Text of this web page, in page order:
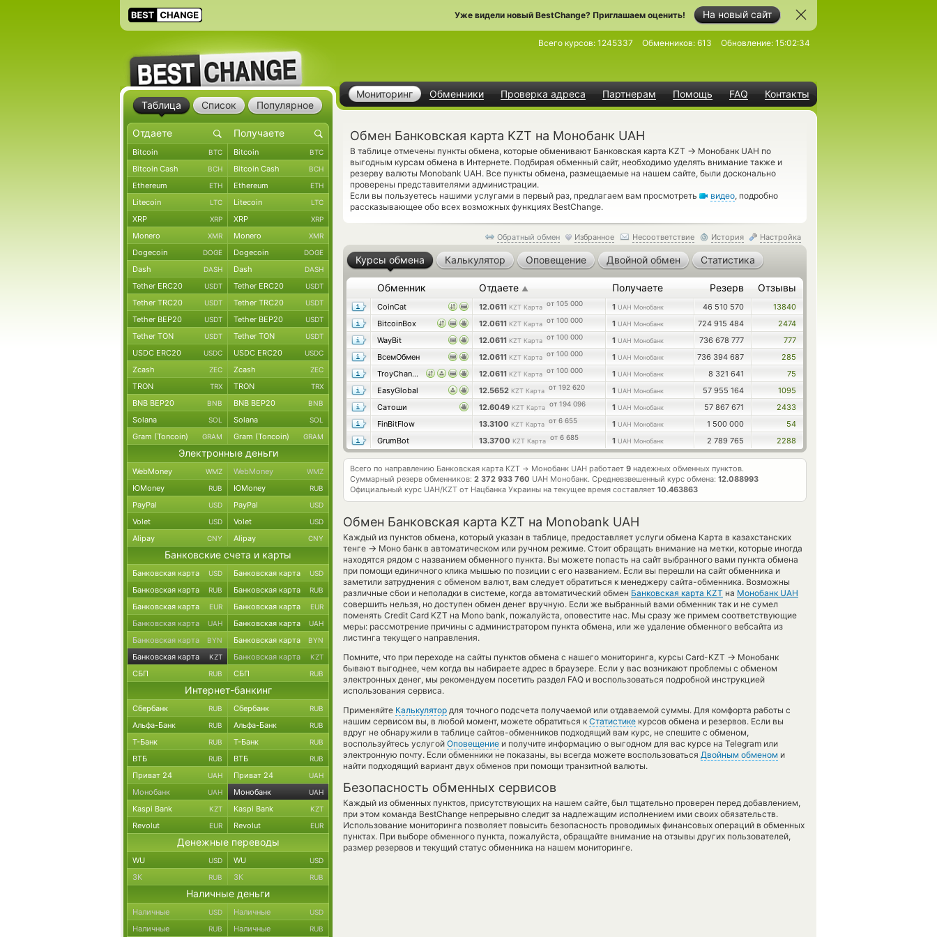
На новый сайт
Уже видели новый BestChange? Приглашаем оценить!
Мониторинг Обменники Проверка адреса Партнерам Помощь FAQ Контакты
Всего курсов: 1245337 Обменников: 613 Обновление: 15:02:34
Обмен Банковская карта KZT на Монобанк UAH
В таблице отмечены пункты обмена, которые обменивают Банковская карта KZT → Монобанк UAH по
выгодным курсам обмена в Интернете. Подбирая обменный сайт, необходимо уделять внимание также и
резерву валюты Monobank UAH. Все пункты обмена, размещаемые на нашем сайте, были досконально
проверены представителями администрации.
Если вы пользуетесь нашими услугами в первый раз, предлагаем вам просмотреть
видео, подробно
рассказывающее обо всех возможных функциях BestChange.
Обратный обмен Избранное Несоответствие История Настройка
Курсы обмена Калькулятор Оповещение Двойной обмен Статистика
Обменник Отдаете ▲ Получаете Резерв Отзывы
CoinCat 12.0611 KZT Карта от 105 000 1 UAH Монобанк 46 510 570
13840
BitcoinBox
12.0611 KZT Карта от 100 000 1 UAH Монобанк 724 915 484
2474
WayBit
12.0611 KZT Карта от 100 000 1 UAH Монобанк 736 678 777
777
ВсемОбмен
12.0611 KZT Карта от 100 000 1 UAH Монобанк 736 394 687
285
TroyChange
12.0611 KZT Карта от 100 000 1 UAH Монобанк 8 321 641
75
EasyGlobal
12.5652 KZT Карта от 192 620 1 UAH Монобанк 57 955 164
1095
Сатоши
12.6049 KZT Карта от 194 096 1 UAH Монобанк 57 867 671
2433
FinBitFlow
13.3100 KZT Карта от 6 655 1 UAH Монобанк 1 500 000
54
GrumBot
13.3700 KZT Карта от 6 685 1 UAH Монобанк 2 789 765 2288
Всего по направлению Банковская карта KZT → Монобанк UAH работает 9 надежных обменных пунктов.
Суммарный резерв обменников: 2 372 933 760 UAH Монобанк. Средневзвешенный курс обмена: 12.088993
Официальный курс UAH/KZT от Нацбанка Украины на текущее время составляет 10.463863
Обмен Банковская карта KZT на Monobank UAH
Каждый из пунктов обмена, который указан в таблице, предоставляет услуги обмена Карта в казахстанских
тенге → Моно банк в автоматическом или ручном режиме. Стоит обращать внимание на метки, которые иногда
находятся рядом с названием обменного пункта. Вы можете попасть на сайт выбранного вами пункта обмена
при помощи единичного клика мышью по позиции с его названием. Если вы перешли на сайт обменника и
заметили затруднения с обменом валют, вам следует обратиться к менеджеру сайта-обменника. Возможны
различные сбои и неполадки в системе, когда автоматический обмен Банковская карта KZT на Монобанк UAH
совершить нельзя, но доступен обмен денег вручную. Если же выбранный вами обменник так и не сумел
поменять Credit Card KZT на Mono bank, пожалуйста, оповестите нас. Мы сразу же примем соответствующие
меры: рассмотрение причины с администратором пункта обмена, или же удаление обменного вебсайта из
листинга текущего направления.
Помните, что при переходе на сайты пунктов обмена с нашего мониторинга, курсы Card-KZT → Монобанк
бывают выгоднее, чем когда вы набираете адрес в браузере. Если у вас возникают проблемы с обменом
электронных денег, мы рекомендуем посетить раздел FAQ и воспользоваться подробной инструкцией
использования сервиса.
Применяйте Калькулятор для точного подсчета получаемой или отдаваемой суммы. Для комфорта работы с
нашим сервисом вы, в любой момент, можете обратиться к Статистике курсов обмена и резервов. Если вы
вдруг не обнаружили в таблице сайтов-обменников подходящий вам курс, не спешите с обменом,
воспользуйтесь услугой Оповещение и получите информацию о выгодном для вас курсе на Telegram или
электронную почту. Если обменники не показаны, вы всегда можете воспользоваться Двойным обменом и
найти подходящий вариант двух обменов при помощи транзитной валюты.
Безопасность обменных сервисов
Каждый из обменных пунктов, присутствующих на нашем сайте, был тщательно проверен перед добавлением,
при этом команда BestChange непрерывно следит за надлежащим исполнением ими своих обязательств.
Использование мониторинга позволяет повысить безопасность проводимых финансовых операций в обменных
пунктах. При выборе обменного пункта, пожалуйста, обращайте внимание на отзывы других пользователей,
размер резервов и текущий статус обменника на нашем мониторинге.
Таблица Список Популярное
Bitcoin BTC Bitcoin BTC
Bitcoin Cash BCH Bitcoin Cash BCH
Ethereum ETH Ethereum ETH
Litecoin LTC Litecoin LTC
XRP XRP XRP XRP
Monero XMR Monero XMR
Dogecoin DOGE Dogecoin DOGE
Dash DASH Dash DASH
Tether ERC20 USDT Tether ERC20 USDT
Tether TRC20 USDT Tether TRC20 USDT
Tether BEP20 USDT Tether BEP20 USDT
Tether TON USDT Tether TON USDT
USDC ERC20 USDC USDC ERC20 USDC
Zcash ZEC Zcash ZEC
TRON TRX TRON TRX
BNB BEP20 BNB BNB BEP20 BNB
Solana SOL Solana SOL
Gram (Toncoin) GRAM Gram (Toncoin) GRAM
Электронные деньги
WebMoney WMZ WebMoney WMZ
ЮMoney RUB ЮMoney RUB
PayPal USD PayPal USD
Volet USD Volet USD
Alipay CNY Alipay CNY
Банковские счета и карты
Банковская карта USD Банковская карта USD
Банковская карта RUB Банковская карта RUB
Банковская карта EUR Банковская карта EUR
Банковская карта UAH Банковская карта UAH
Банковская карта BYN Банковская карта BYN
Банковская карта KZT Банковская карта KZT
СБП RUB СБП RUB
Интернет-банкинг
Сбербанк RUB Сбербанк RUB
Альфа-Банк RUB Альфа-Банк RUB
Т-Банк RUB Т-Банк RUB
ВТБ RUB ВТБ RUB
Приват 24 UAH Приват 24 UAH
Монобанк UAH Монобанк UAH
Kaspi Bank KZT Kaspi Bank KZT
Revolut EUR Revolut EUR
Денежные переводы
WU USD WU USD
ЗК RUB ЗК RUB
Наличные деньги
Наличные USD Наличные USD
Наличные RUB Наличные RUB